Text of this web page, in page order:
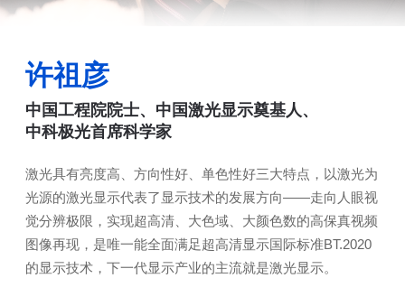
许祖彦
中国工程院院士、中国激光显示奠基人、
中科极光首席科学家
激光具有亮度高、方向性好、单色性好三大特点，以激光为
光源的激光显示代表了显示技术的发展方向——走向人眼视
觉分辨极限，实现超高清、大色域、大颜色数的高保真视频
图像再现，是唯一能全面满足超高清显示国际标准BT.2020
的显示技术，下一代显示产业的主流就是激光显示。